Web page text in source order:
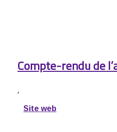
Compte-rendu de
,
Site web